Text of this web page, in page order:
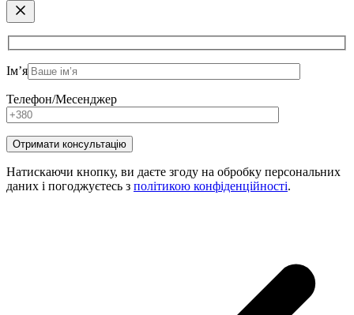
Ім’я
Телефон/Месенджер
Натискаючи кнопку, ви даєте згоду на обробку персональних
даних і погоджуєтесь з політикою конфіденційності.